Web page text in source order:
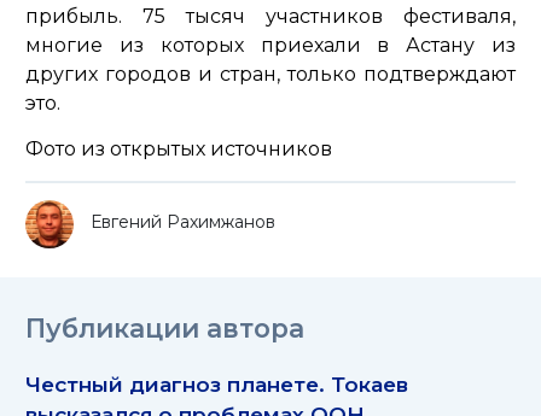
прибыль. 75 тысяч участников фестиваля,
многие из которых приехали в Астану из
других городов и стран, только подтверждают
это.
Фото из открытых источников
Евгений Рахимжанов
Публикации автора
Честный диагноз планете. Токаев